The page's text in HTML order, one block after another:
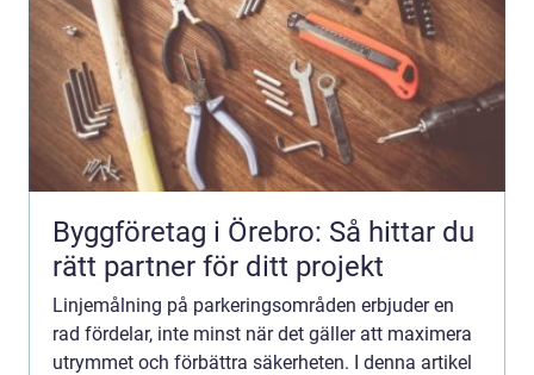
Byggföretag i Örebro: Så hittar du
rätt partner för ditt projekt
Linjemålning på parkeringsområden erbjuder en
rad fördelar, inte minst när det gäller att maximera
utrymmet och förbättra säkerheten. I denna artikel